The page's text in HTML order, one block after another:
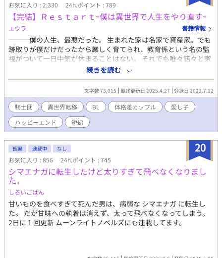
お気に入り : 2,330 24h.ポイント : 789
【完結】Ｒｅｓｔａｒｔｰ僕は異世界で人生をやり直すｰ
エウラ 書籍情報
───僕の人生、最悪だった。 生まれた家は名家で資産家。でも
跡取りが僕だけだったから厳しく育てられ、教育係という名の監
視がついて一日中気が休まることはない。 それでも唯々諾々と家
のために従った。 そんなある日、母が病気で亡くなって直ぐに父
が後妻と子供を連れて来た。僕より一つ下の少年だった。 父はそ
の子を跡取りに決め、僕は捨てられた。 ヤケになって家を飛び出
した先に知らない森が見えて･･･。 僕はこの世界で人生を再始動
(リスタート)する事にした。 不定期更新です。 以前少し投稿した
ものを設定変更しました。 ジャンルを恋愛からＢＬに変更しまし
た。 また後で変更とかあるかも。 完結しました。
続きを読む
文字数 73,015 最終更新日 2025.4.27 登録日 2022.7.12
騎士団 異世界転移 BL 体格差カップル
愛し子
ハッピーエンド
短編
20
長編 連載中 なし
お気に入り : 856 24h.ポイント : 745
シマエナガに転生したけど太りすぎて飛べなくなりまし
た。
しろいごはん
甘いものを食べすぎて死んだ男は、病弱な シマエナガ に転生し
た。 だが甘味への執着は消えず、太って飛べなくなってしまう。
2日に１回更新 ムーンライトノベルズにも連載してます。